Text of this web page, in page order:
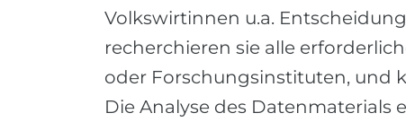
Volkswirtinnen u.a.
recherchieren sie alle
oder Forschungsinstituten, und
Die Analyse des